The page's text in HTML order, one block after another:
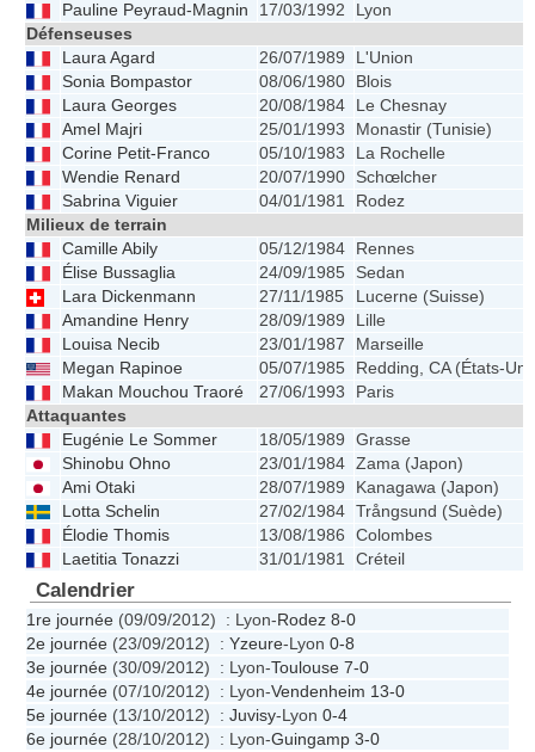
Pauline Peyraud-Magnin
17/03/1992
Lyon
Défenseuses
Laura Agard
26/07/1989
L'Union
Sonia Bompastor
08/06/1980
Blois
Laura Georges
20/08/1984
Le Chesnay
Amel Majri
25/01/1993
Monastir (Tunisie)
Corine Petit-Franco
05/10/1983
La Rochelle
Wendie Renard
20/07/1990
Schœlcher
Sabrina Viguier
04/01/1981
Rodez
Milieux de terrain
Camille Abily
05/12/1984
Rennes
Élise Bussaglia
24/09/1985
Sedan
Lara Dickenmann
27/11/1985
Lucerne (Suisse)
Amandine Henry
28/09/1989
Lille
Louisa Necib
23/01/1987
Marseille
Megan Rapinoe
05/07/1985
Redding, CA (États-
Makan Mouchou Traoré
27/06/1993
Paris
Attaquantes
Eugénie Le Sommer
18/05/1989
Grasse
Shinobu Ohno
23/01/1984 Zama (Japon)
Ami Otaki
28/07/1989
Kanagawa (Japon)
Lotta Schelin
27/02/1984 Trångsund (Suède)
Élodie Thomis
13/08/1986
Colombes
Laetitia Tonazzi
31/01/1981 Créteil
Calendrier
1re journée (09/09/2012) : Lyon-Rodez 8-0
2e journée (23/09/2012) : Yzeure-Lyon 0-8
3e journée (30/09/2012) : Lyon-Toulouse 7-0
4e journée (07/10/2012) : Lyon-Vendenheim 13-0
5e journée (13/10/2012) : Juvisy-Lyon 0-4
6e journée (28/10/2012) : Lyon-Guingamp 3-0